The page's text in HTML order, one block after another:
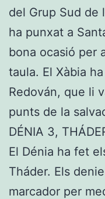
del Grup Sud de
ha punxat a
bona ocasió per
taula. El Xàbia
Redován, que li
punts de la
DÉNIA 3,
El Dénia ha fet
Tháder. Els
marcador per